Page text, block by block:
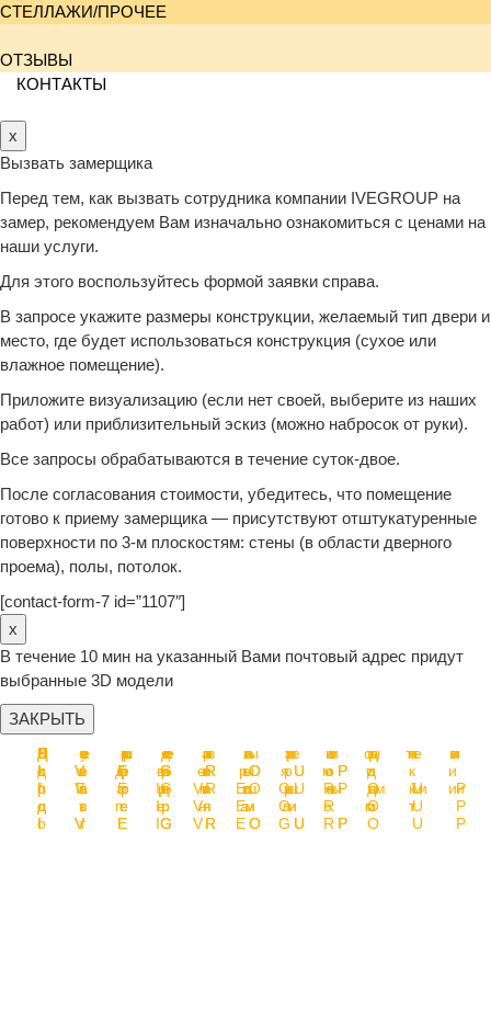
Перегородки
с
распашными
дверями от
IVEGROUP
Раздвижные
двери-
перегородки
с пеналом
от
перегородки
от
Перегородки
с
дверями от
IVEGROUP
Перегородки
с дверями
“Гармошка”
от
Стеллажи от
IVEGROUP
Душевые
кабины от
IVEGROUP
Зеркала от
IVEGROUP
СТЕЛЛАЖИ/ПРОЧЕЕ
ОТЗЫВЫ
КОНТАКТЫ
x
Вызвать замерщика
Перед тем, как вызвать сотрудника компании IVEGROUP на
замер, рекомендуем Вам изначально ознакомиться с ценами на
наши услуги.
Для этого воспользуйтесь формой заявки справа.
В запросе укажите размеры конструкции, желаемый тип двери и
место, где будет использоваться конструкция (сухое или
влажное помещение).
Приложите визуализацию (если нет своей, выберите из наших
работ) или приблизительный эскиз (можно набросок от руки).
Все запросы обрабатываются в течение суток-двое.
После согласования стоимости, убедитесь, что помещение
готово к приему замерщика — присутствуют отштукатуренные
поверхности по 3-м плоскостям: стены (в области дверного
проема), полы, потолок.
[contact-form-7 id=”1107″]
x
В течение 10 мин на указанный Вами почтовый адрес придут
выбранные 3D модели
ЗАКРЫТЬ